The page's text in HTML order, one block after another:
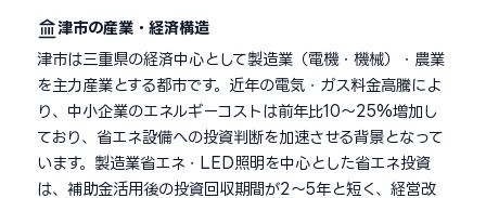
津市の産業・経済構造
津市は三重県の経済中心として製造業（電機・機械）・農業
を主力産業とする都市です。近年の電気・ガス料金高騰によ
り、中小企業のエネルギーコストは前年比10〜25%増加し
ており、省エネ設備への投資判断を加速させる背景となって
います。製造業省エネ・LED照明を中心とした省エネ投資
は、補助金活用後の投資回収期間が2〜5年と短く、経営改